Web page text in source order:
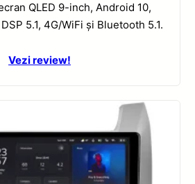
QLED 9-inch, Android 10,
5.1, 4G/WiFi și Bluetooth 5.1.
Vezi review!